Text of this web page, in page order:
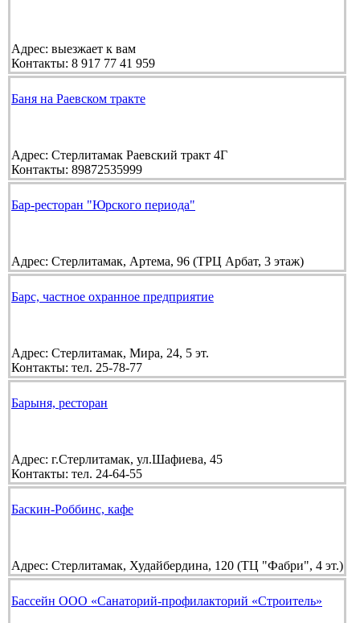
Адрес: выезжает к вам
Контакты: 8 917 77 41 959
Баня на Раевском тракте
Адрес: Стерлитамак Раевский тракт 4Г
Контакты: 89872535999
Бар-ресторан "Юрского периода"
Адрес: Стерлитамак, Артема, 96 (ТРЦ Арбат, 3 этаж)
Барс, частное охранное предприятие
Адрес: Стерлитамак, Мира, 24, 5 эт.
Контакты: тел. 25-78-77
Барыня, ресторан
Адрес: г.Стерлитамак, ул.Шафиева, 45
Контакты: тел. 24-64-55
Баскин-Роббинс, кафе
Адрес: Стерлитамак, Худайбердина, 120 (ТЦ "Фабри", 4 эт.)
Бассейн ООО «Санаторий-профилакторий «Строитель»